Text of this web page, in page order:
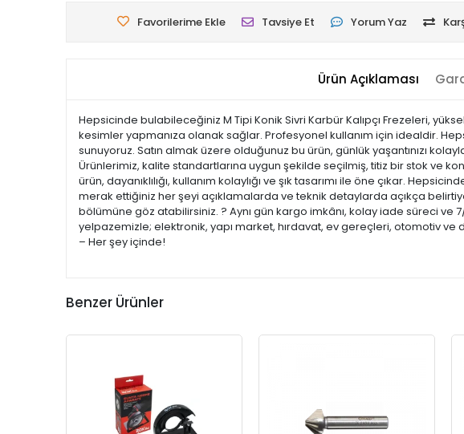
Favorilerime Ekle Tavsiye Et Yorum Yaz
Ürün Açıklaması
Hepsicinde bulabileceğiniz M Tipi Konik Sivri Karbür Kalıpçı Frezeleri,
kesimler yapmanıza olanak sağlar. Profesyonel kullanım için idealdir.
sunuyoruz. Satın almak üzere olduğunuz bu ürün, günlük yaşantınızı
Ürünlerimiz, kalite standartlarına uygun şekilde seçilmiş, titiz bir stok ve
ürün, dayanıklılığı, kullanım kolaylığı ve şık tasarımı ile öne çıkar.
merak ettiğiniz her şeyi açıklamalarda ve teknik detaylarda açıkça
bölümüne göz atabilirsiniz. ? Aynı gün kargo imkânı, kolay iade süreci ve
yelpazemizle; elektronik, yapı market, hırdavat, ev gereçleri, otomotiv ve
– Her şey içinde!
Benzer Ürünler